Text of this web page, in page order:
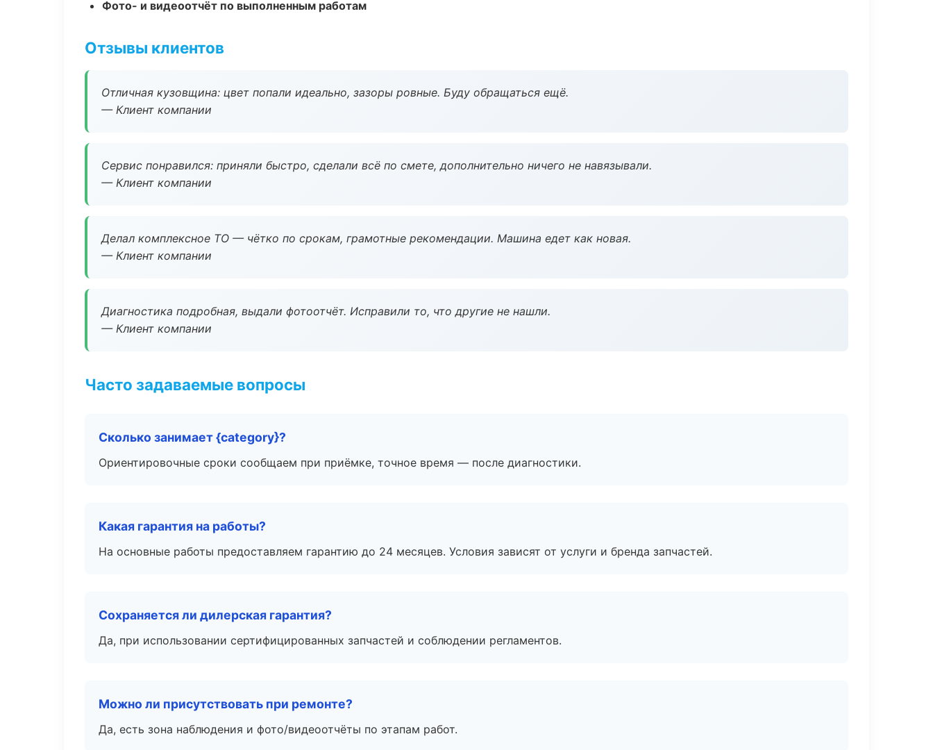
Фото- и видеоотчёт по выполненным работам
Отзывы клиентов
Отличная кузовщина: цвет попали идеально, зазоры ровные. Буду обращаться ещё.
— Клиент компании
Сервис понравился: приняли быстро, сделали всё по смете, дополнительно ничего не навязывали.
— Клиент компании
Делал комплексное ТО — чётко по срокам, грамотные рекомендации. Машина едет как новая.
— Клиент компании
Диагностика подробная, выдали фотоотчёт. Исправили то, что другие не нашли.
— Клиент компании
Часто задаваемые вопросы
Сколько занимает {category}?
Ориентировочные сроки сообщаем при приёмке, точное время — после диагностики.
Какая гарантия на работы?
На основные работы предоставляем гарантию до 24 месяцев. Условия зависят от услуги и бренда запчастей.
Сохраняется ли дилерская гарантия?
Да, при использовании сертифицированных запчастей и соблюдении регламентов.
Можно ли присутствовать при ремонте?
Да, есть зона наблюдения и фото/видеоотчёты по этапам работ.